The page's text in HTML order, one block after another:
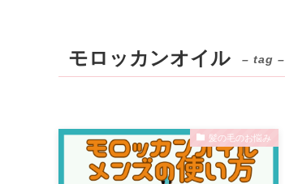
モロッカンオイル – tag –
髪の毛のお悩み